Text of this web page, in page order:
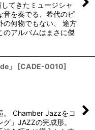
てきたミュージシャ
音を奏でる、希代のピ
の何物でもない、 途方
のアルバムはまさに傑
」 [CADE-0010]
。 Chamber Jazzをコ
」JAZZの完成形。